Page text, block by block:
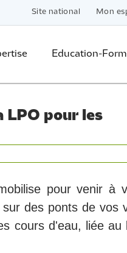
Site national Mon
Education-
LPO pour les
pour venir à
des ponts de vos
cours d'eau, liée au